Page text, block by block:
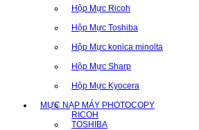
Hộp Mực Ricoh
Hộp Mực Toshiba
Hộp Mực konica minolta
Hộp Mực Sharp
Hộp Mực Kyocera
MỰC NẠP MÁY PHOTOCOPY
RICOH
TOSHIBA